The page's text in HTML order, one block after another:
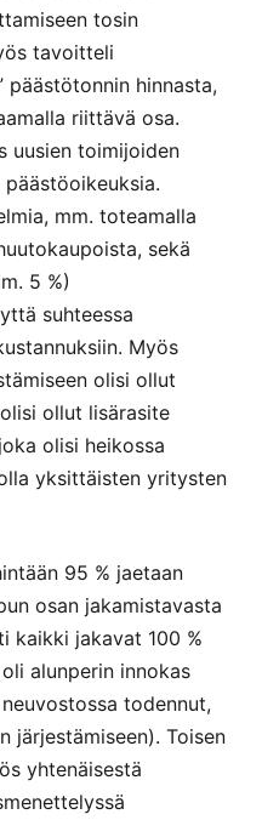
tosin
tavoitteli
päästötonnin hinnasta,
riittävä osa.
uusien toimijoiden
mm. toteamalla
sekä
5 %)
suhteessa
Myös
olisi ollut
ollut lisärasite
olisi heikossa
yksittäisten yritysten
95 % jaetaan
osan jakamistavasta
kaikki jakavat 100 %
alunperin innokas
todennut,
järjestämiseen). Toisen
yhtenäisestä